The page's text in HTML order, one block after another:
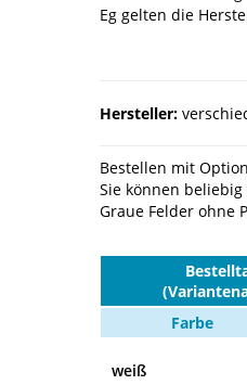
Eg gelten die
Hersteller:
Bestellen mit
Sie können
Graue Felder ohne
Farbe
weiß